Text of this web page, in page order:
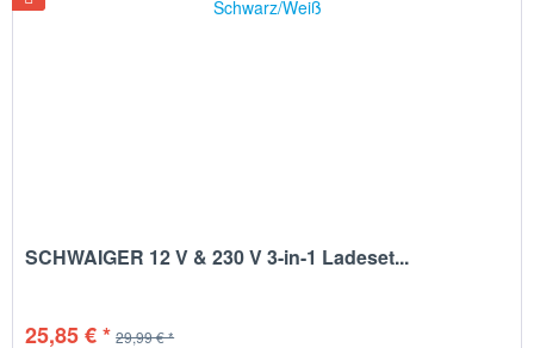
SCHWAIGER 12 V & 230 V 3-in-1 Ladeset...
25,85 € * 29,99 € *